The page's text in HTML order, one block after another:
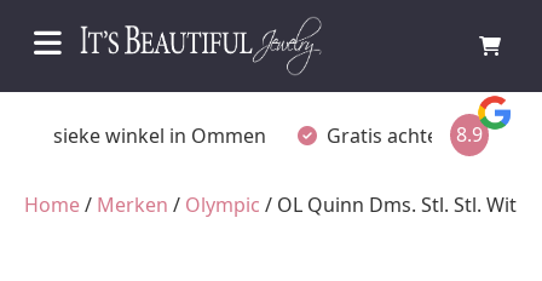
Fysieke winkel in Ommen Gratis achteraf betalen
8.9
Home/ Merken / Olympic / OL Quinn Dms. Stl. Stl. Wit